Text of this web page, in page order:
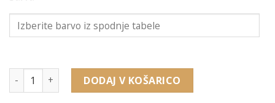
30100D količina DODAJ V KOŠARICO